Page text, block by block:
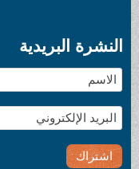
النشرة البريدية